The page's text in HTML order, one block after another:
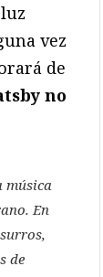
vez
de
no
música
En
de